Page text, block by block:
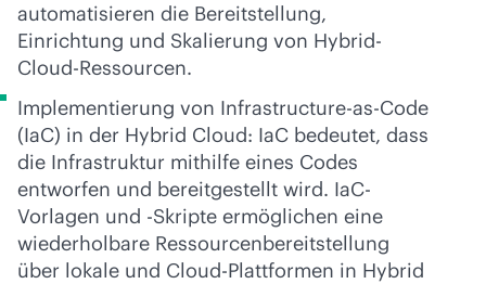
automatisieren die Bereitstellung,
Einrichtung und Skalierung von Hybrid-
Cloud-Ressourcen.
Implementierung von Infrastructure-as-Code
(IaC) in der Hybrid Cloud: IaC bedeutet, dass
die Infrastruktur mithilfe eines Codes
entworfen und bereitgestellt wird. IaC-
Vorlagen und -Skripte ermöglichen eine
wiederholbare Ressourcenbereitstellung
über lokale und Cloud-Plattformen in Hybrid